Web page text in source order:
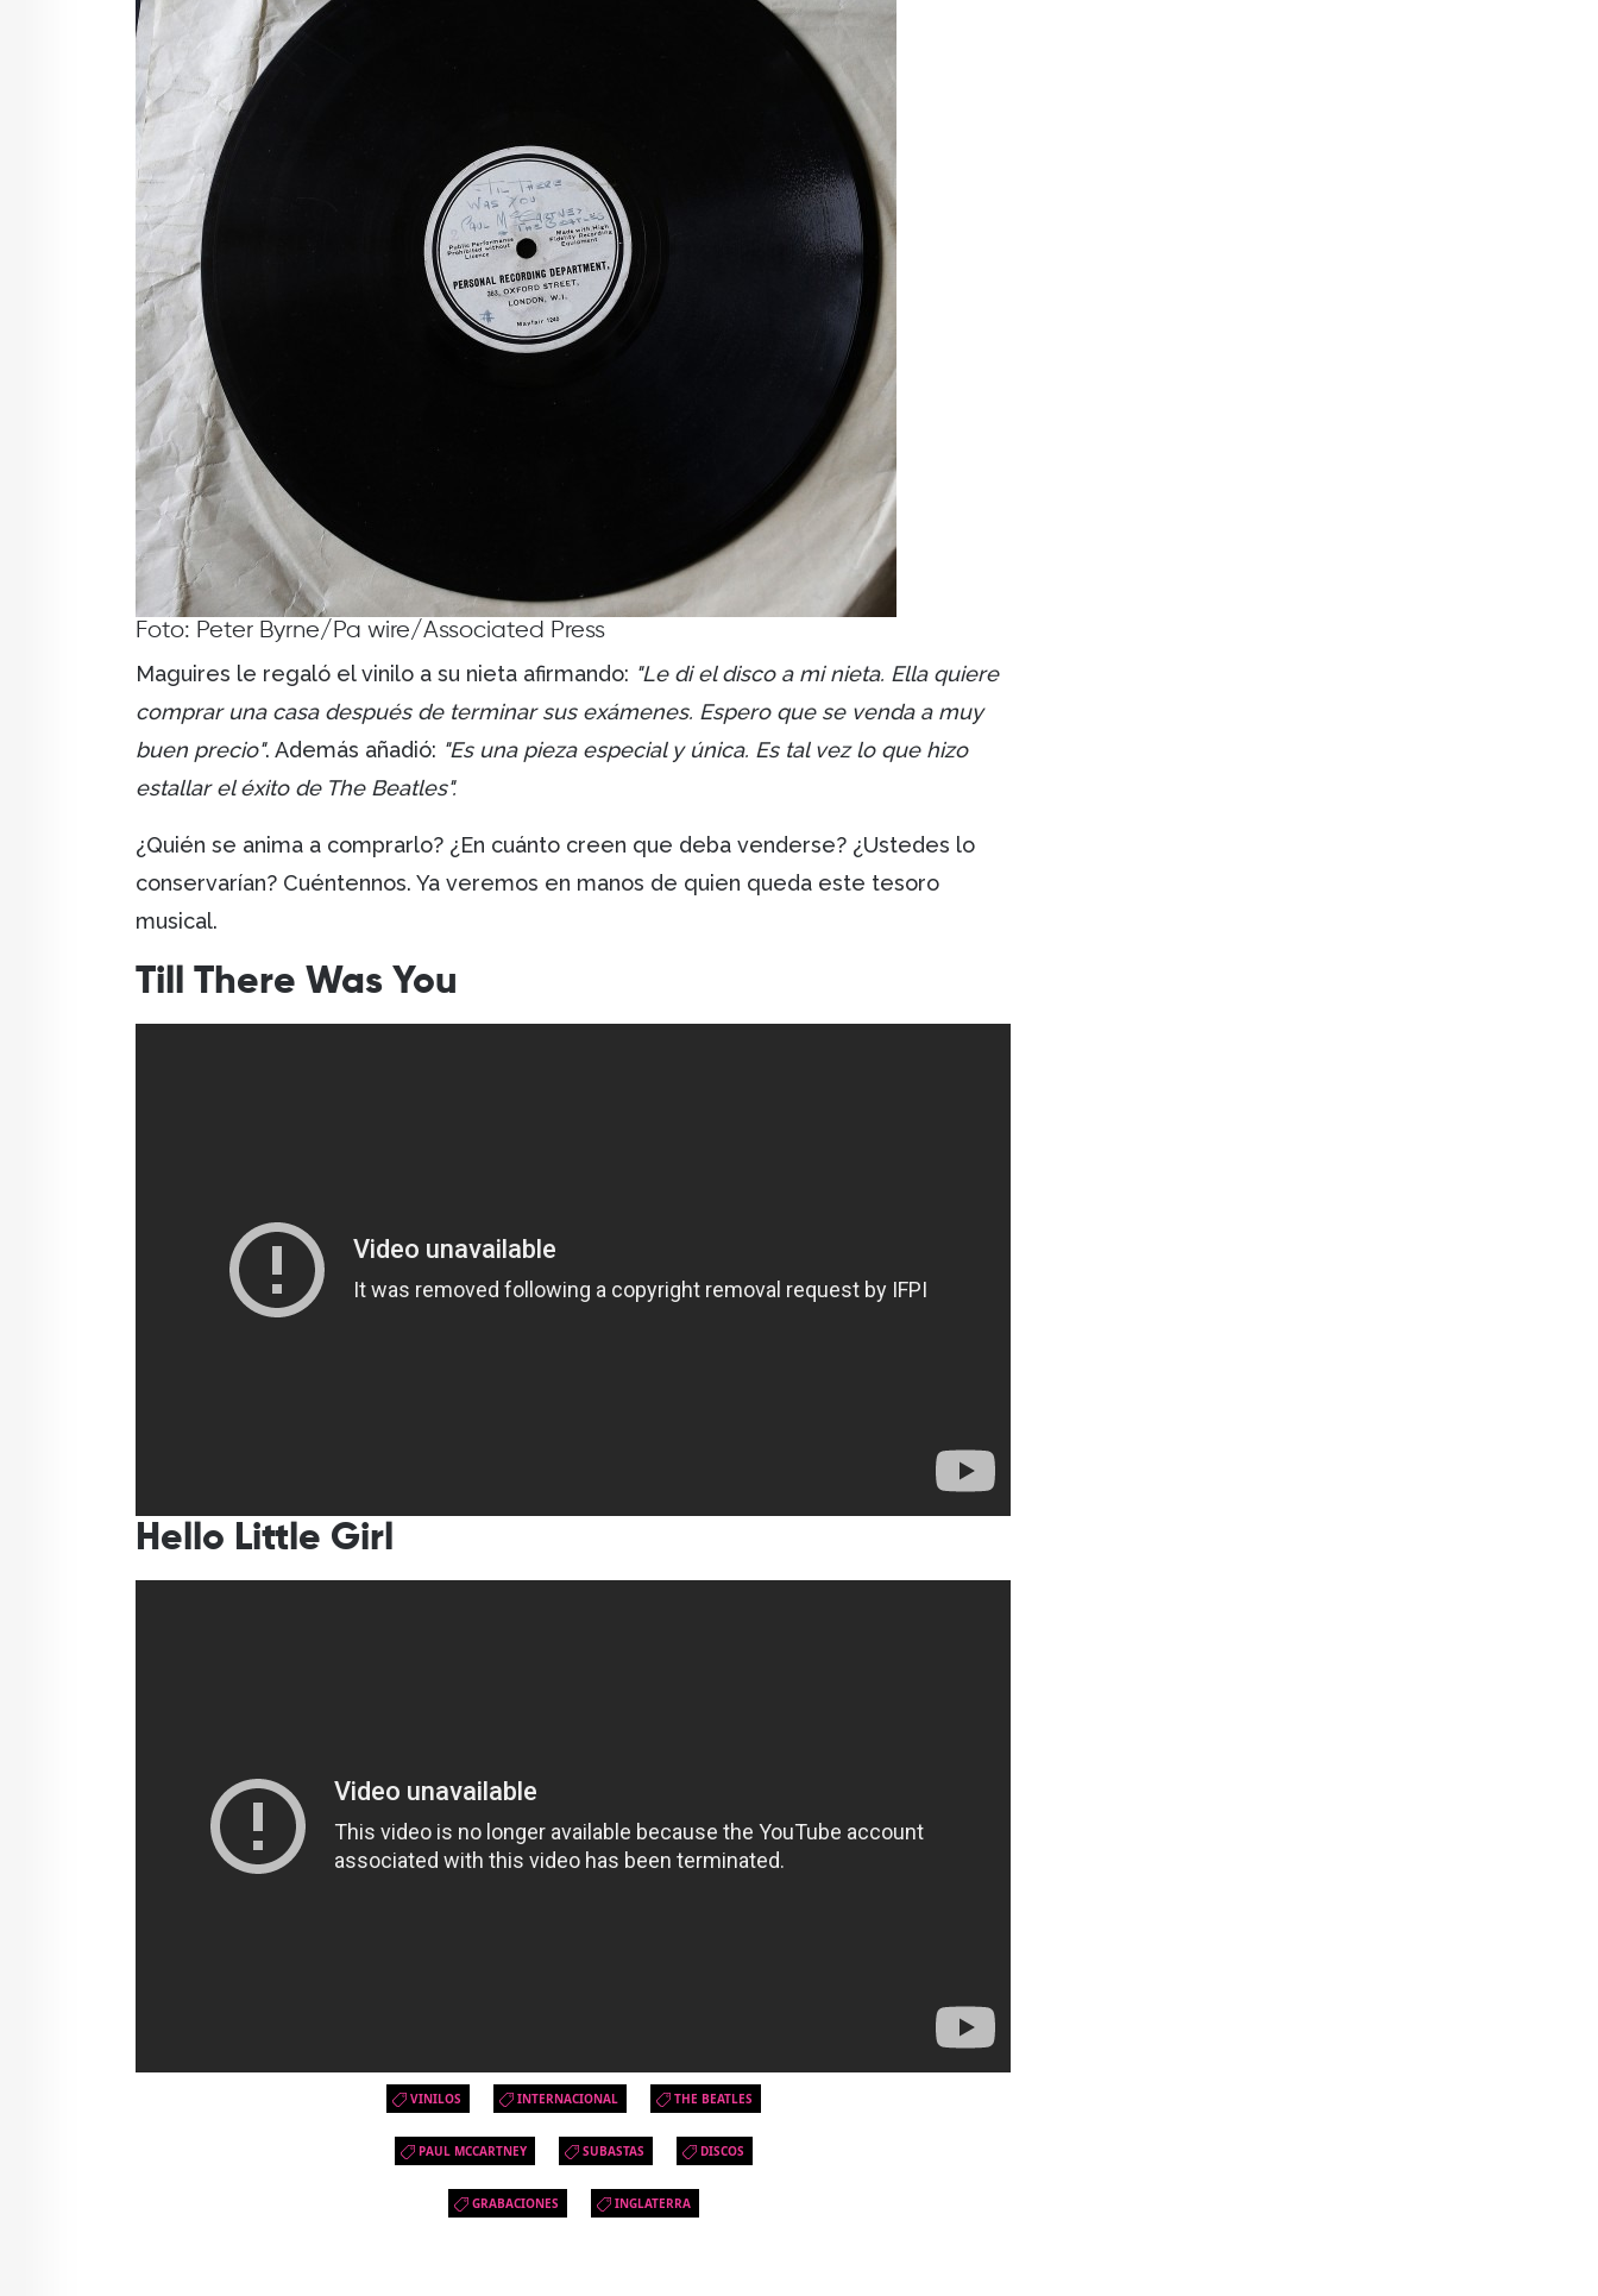
Foto: Peter Byrne/Pa wire/Associated Press
Maguires le regaló el vinilo a su nieta afirmando: "Le di el disco a mi nieta. Ella quiere
comprar una casa después de terminar sus exámenes. Espero que se venda a muy
buen precio". Además añadió: "Es una pieza especial y única. Es tal vez lo que hizo
estallar el éxito de The Beatles".
¿Quién se anima a comprarlo? ¿En cuánto creen que deba venderse? ¿Ustedes lo
conservarían? Cuéntennos. Ya veremos en manos de quien queda este tesoro
musical.
Till There Was You
Hello Little Girl
VINILOS INTERNACIONAL THE BEATLES
PAUL MCCARTNEY SUBASTAS DISCOS
GRABACIONES INGLATERRA